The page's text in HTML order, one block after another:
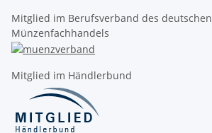
Mitglied im Berufsverband des deutschen
Münzenfachhandels
Mitglied im Händlerbund